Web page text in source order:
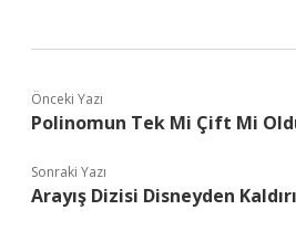
Önceki Yazı
Polinomun Tek Mi Çift Mi
Sonraki Yazı
Arayış Dizisi Disneyden